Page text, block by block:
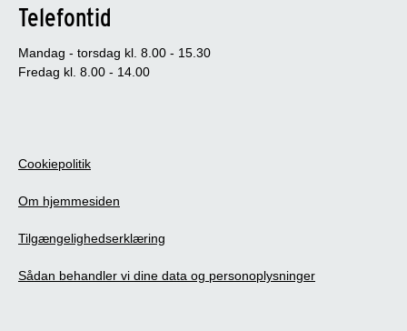
Telefontid
Mandag - torsdag kl. 8.00 - 15.30
Fredag kl. 8.00 - 14.00
Cookiepolitik
Om hjemmesiden
Tilgængelighedserklæring
Sådan behandler vi dine data og personoplysninger